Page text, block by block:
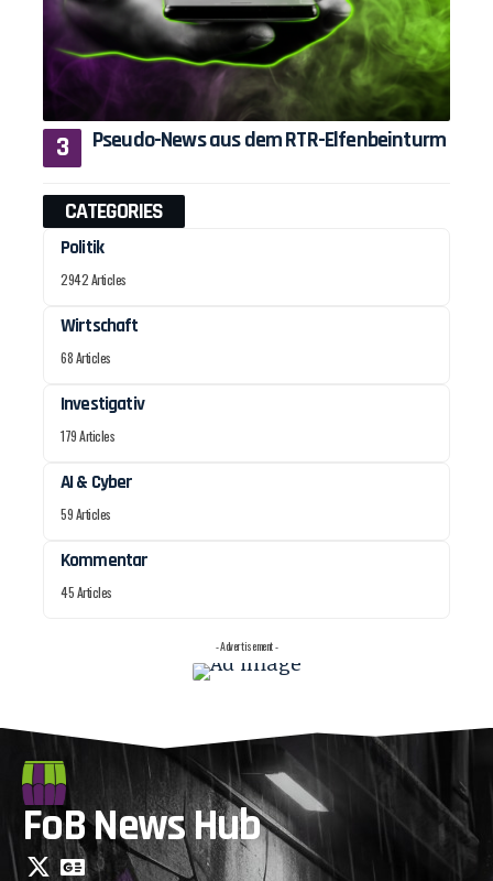
Pseudo-News aus dem RTR-Elfenbeinturm
CATEGORIES
Politik
2942 Articles
Wirtschaft
68 Articles
Investigativ
179 Articles
AI & Cyber
59 Articles
Kommentar
45 Articles
- Advertisement -
FoB News Hub